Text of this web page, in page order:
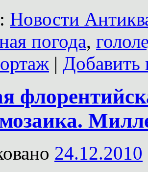
Новости
погода,
| Добавить
24.12.2010